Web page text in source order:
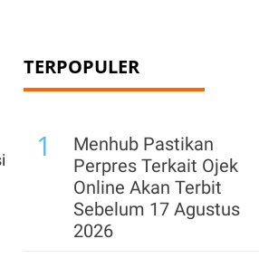
TERPOPULER
1
Menhub Pastikan
Perpres Terkait Ojek
Online Akan Terbit
Sebelum 17 Agustus
2026